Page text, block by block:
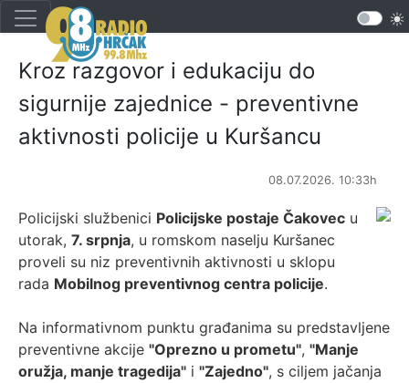
Kroz razgovor i edukaciju do
sigurnije zajednice - preventivne
aktivnosti policije u Kuršancu
08.07.2026. 10:33h
Policijski službenici Policijske postaje Čakovec u
utorak, 7. srpnja, u romskom naselju Kuršanec
proveli su niz preventivnih aktivnosti u sklopu
rada Mobilnog preventivnog centra policije.
Na informativnom punktu građanima su predstavljene
preventivne akcije "Oprezno u prometu", "Manje
oružja, manje tragedija" i "Zajedno", s ciljem jačanja